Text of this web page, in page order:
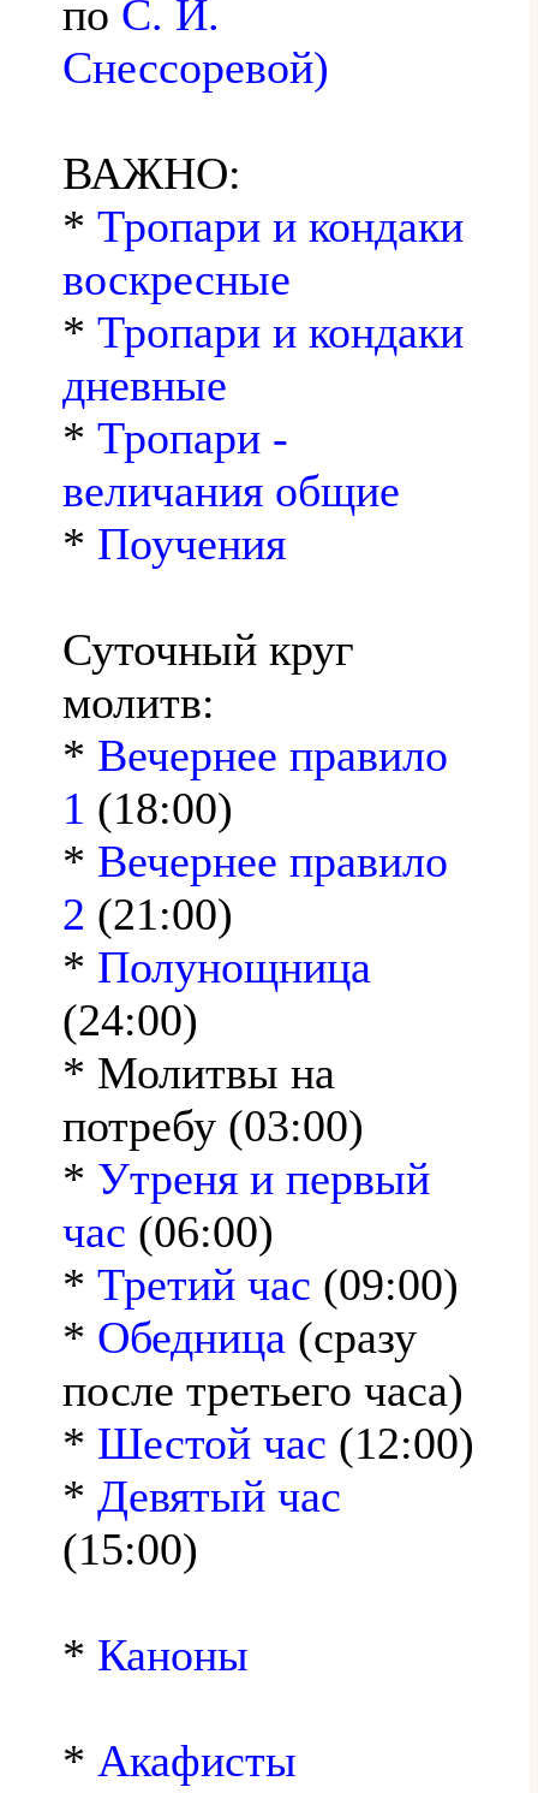
по С. И.
Снессоревой)
ВАЖНО:
* Тропари и кондаки
воскресные
* Тропари и кондаки
дневные
* Тропари -
величания общие
* Поучения
Суточный круг
молитв:
* Вечернее правило
1 (18:00)
* Вечернее правило
2 (21:00)
* Полунощница
(24:00)
* Молитвы на
потребу (03:00)
* Утреня и первый
час (06:00)
* Третий час (09:00)
* Обедница (сразу
после третьего часа)
* Шестой час (12:00)
* Девятый час
(15:00)
* Каноны
* Акафисты